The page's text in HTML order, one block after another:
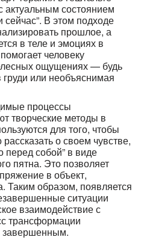
актуальным состоянием
сейчас”. В этом подходе
прошлое, а
в теле и эмоциях в
человеку
ощущениях — будь
груди или необъяснимая
процессы
творческие методы в
для того, чтобы
о своем чувстве,
перед собой” в виде
пятна. Это позволяет
в объект,
Таким образом, появляется
ситуации
взаимодействие с
трансформации
завершенным.